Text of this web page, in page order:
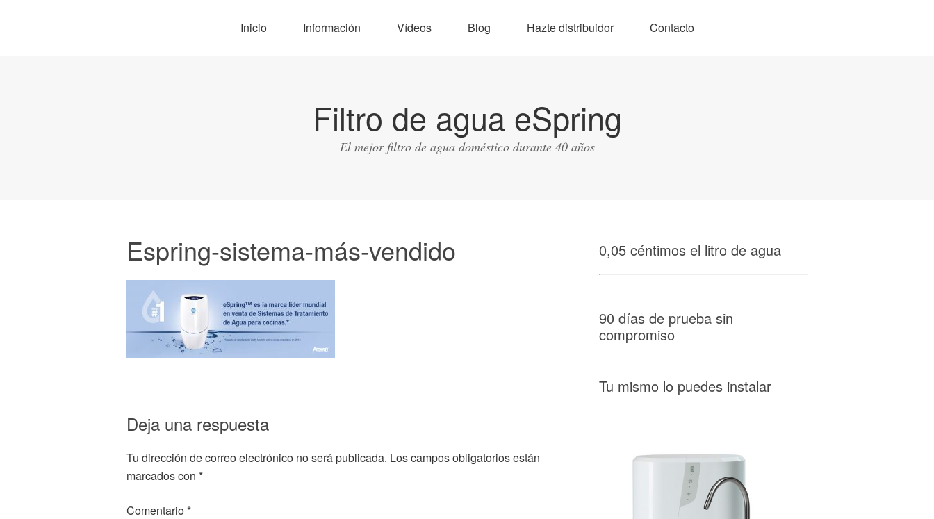
Inicio Información Vídeos Blog Hazte distribuidor Contacto
Filtro de agua eSpring
El mejor filtro de agua doméstico durante 40 años
Espring-sistema-más-vendido
Deja una respuesta
Tu dirección de correo electrónico no será publicada. Los campos obligatorios están
marcados con *
Comentario*
0,05 céntimos el litro de agua
90 días de prueba sin
compromiso
Tu mismo lo puedes instalar